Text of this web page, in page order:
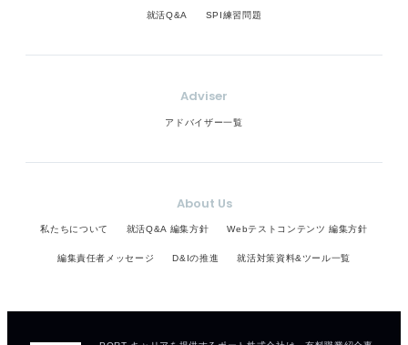
就活Q&A SPI練習問題
Adviser
アドバイザー一覧
About Us
私たちについて 就活Q&A 編集方針 Webテストコンテンツ 編集方針
編集責任者メッセージ D&Iの推進 就活対策資料&ツール一覧